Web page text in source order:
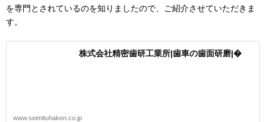
を専門とされているのを知りましたので、ご紹介させていただきま
す。
株式会社精密歯研工業所|歯車の歯面研磨|�
www.seimituhaken.co.jp